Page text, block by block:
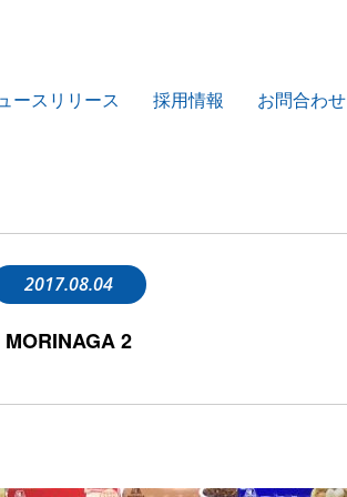
ースリリース 採用情報 お問合わせ
2017.08.04
MORINAGA 2